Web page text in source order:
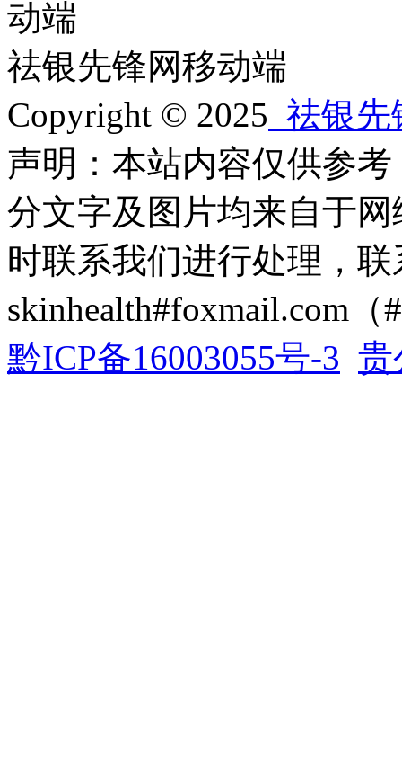
祛银先锋网移动端
Copyright © 2025 祛银先
声明：本站内容仅供参
分文字及图片均来自于
时联系我们进行处理，
skinhealth#foxmail.com（
黔ICP备16003055号-3 贵